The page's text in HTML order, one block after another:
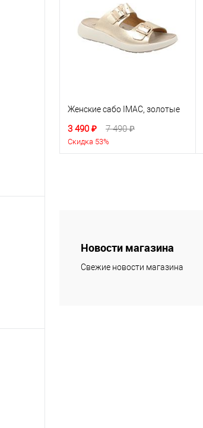
Женские сабо IMAC, золотые
3 490 ₽ 7 490 ₽
Скидка 53%
Новости магазина
Свежие новости магазина